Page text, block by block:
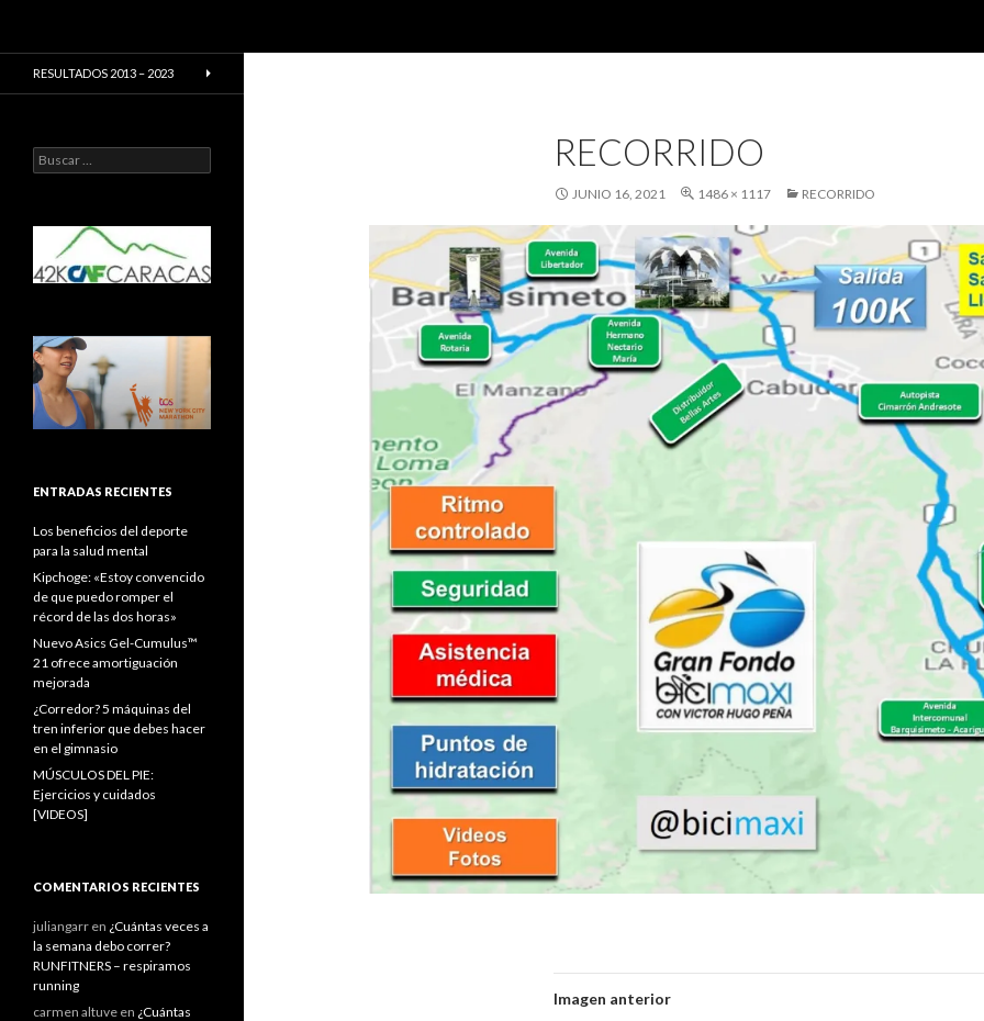
RECORRIDO
JUNIO 16, 2021 1486 × 1117 RECORRIDO
Imagen anterior
eventos deportivos
RESULTADOS 2013 – 2023
Buscar:
ENTRADAS RECIENTES
Los beneficios del deporte
para la salud mental
Kipchoge: «Estoy convencido
de que puedo romper el
récord de las dos horas»
Nuevo Asics Gel-Cumulus™
21 ofrece amortiguación
mejorada
¿Corredor? 5 máquinas del
tren inferior que debes hacer
en el gimnasio
MÚSCULOS DEL PIE:
Ejercicios y cuidados
[VIDEOS]
COMENTARIOS RECIENTES
juliangarr en ¿Cuántas veces a
la semana debo correr?
RUNFITNERS – respiramos
running
carmen altuve en ¿Cuántas